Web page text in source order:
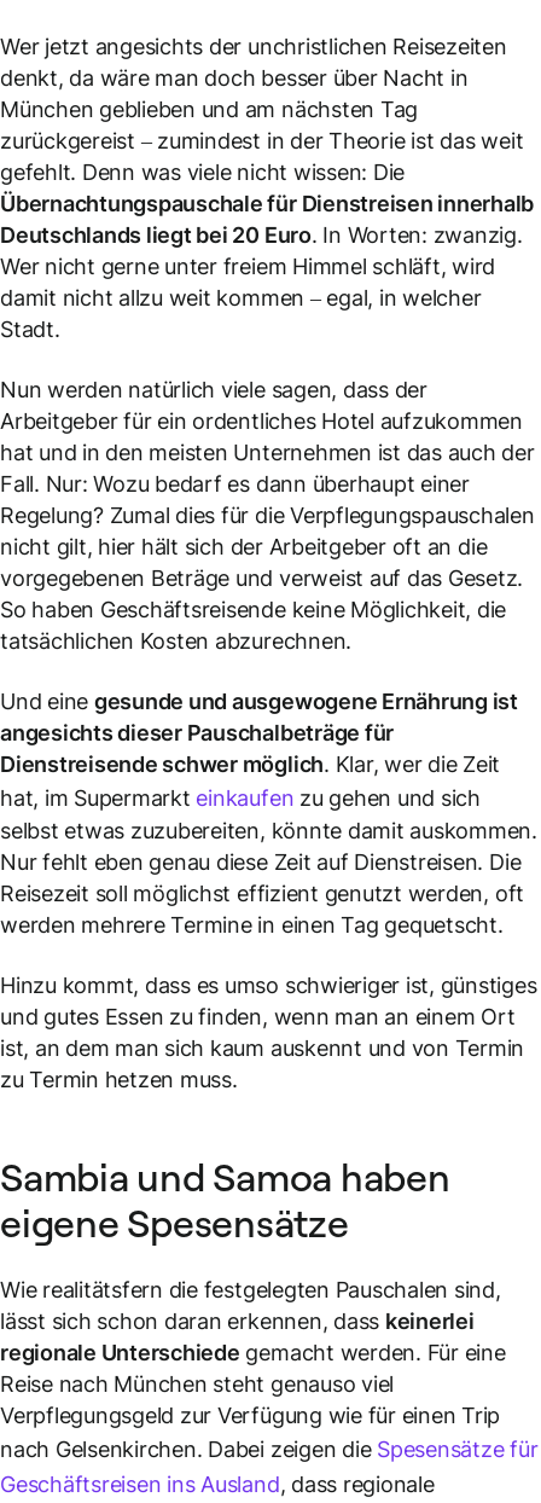
Wer jetzt angesichts der unchristlichen Reisezeiten
denkt, da wäre man doch besser über Nacht in
München geblieben und am nächsten Tag
zurückgereist – zumindest in der Theorie ist das weit
gefehlt. Denn was viele nicht wissen: Die
Übernachtungspauschale für Dienstreisen innerhalb
Deutschlands liegt bei 20 Euro. In Worten: zwanzig.
Wer nicht gerne unter freiem Himmel schläft, wird
damit nicht allzu weit kommen – egal, in welcher
Stadt.
Nun werden natürlich viele sagen, dass der
Arbeitgeber für ein ordentliches Hotel aufzukommen
hat und in den meisten Unternehmen ist das auch der
Fall. Nur: Wozu bedarf es dann überhaupt einer
Regelung? Zumal dies für die Verpflegungspauschalen
nicht gilt, hier hält sich der Arbeitgeber oft an die
vorgegebenen Beträge und verweist auf das Gesetz.
So haben Geschäftsreisende keine Möglichkeit, die
tatsächlichen Kosten abzurechnen.
Und eine gesunde und ausgewogene Ernährung ist
angesichts dieser Pauschalbeträge für
Dienstreisende schwer möglich. Klar, wer die Zeit
hat, im Supermarkt einkaufen zu gehen und sich
selbst etwas zuzubereiten, könnte damit auskommen.
Nur fehlt eben genau diese Zeit auf Dienstreisen. Die
Reisezeit soll möglichst effizient genutzt werden, oft
werden mehrere Termine in einen Tag gequetscht.
Hinzu kommt, dass es umso schwieriger ist, günstiges
und gutes Essen zu finden, wenn man an einem Ort
ist, an dem man sich kaum auskennt und von Termin
zu Termin hetzen muss.
Sambia und Samoa haben
eigene Spesensätze
Wie realitätsfern die festgelegten Pauschalen sind,
lässt sich schon daran erkennen, dass keinerlei
regionale Unterschiede gemacht werden. Für eine
Reise nach München steht genauso viel
Verpflegungsgeld zur Verfügung wie für einen Trip
nach Gelsenkirchen. Dabei zeigen die Spesensätze für
Geschäftsreisen ins Ausland, dass regionale